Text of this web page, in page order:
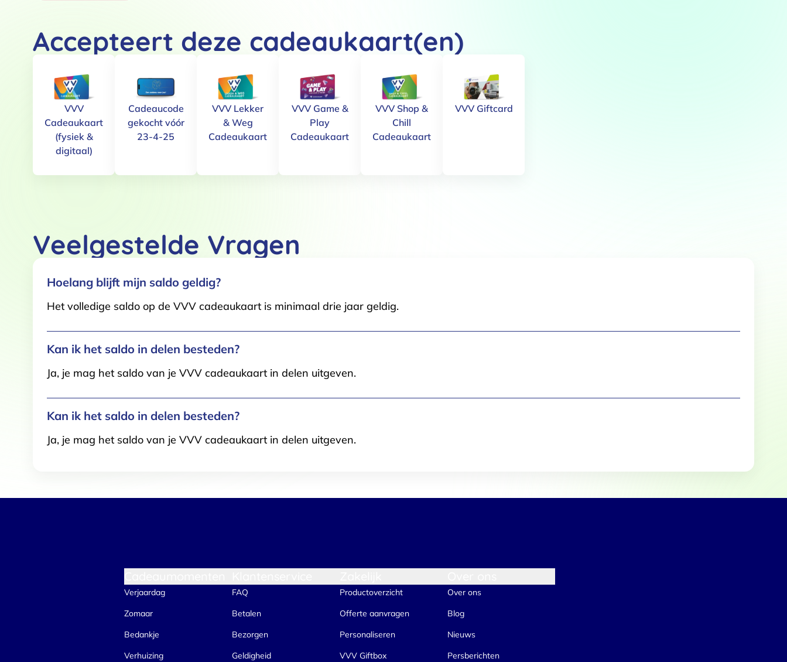
adverteren en analyse. Deze partners kunnen deze gegevens combineren met andere informatie die je aan ze hebt verstrekt of die
hier voor ons cookiebeleid.
Toestemmingsselectie
Accepteert deze cadeaukaart(en)
VVV
Cadeaukaart
(fysiek &
digitaal)
Cadeaucode
gekocht vóór
23-4-25
VVV Lekker
& Weg
Cadeaukaart
VVV Game &
Play
Cadeaukaart
VVV Shop &
Chill
Cadeaukaart
VVV Giftcard
Veelgestelde Vragen
Hoelang blijft mijn saldo geldig?
Het volledige saldo op de VVV cadeaukaart is minimaal drie jaar geldig.
Kan ik het saldo in delen besteden?
Ja, je mag het saldo van je VVV cadeaukaart in delen uitgeven.
Kan ik het saldo in delen besteden?
Ja, je mag het saldo van je VVV cadeaukaart in delen uitgeven.
Verjaardag
Zomaar
Bedankje
Verhuizing
FAQ
Betalen
Bezorgen
Geldigheid
Productoverzicht
Offerte aanvragen
Personaliseren
VVV Giftbox
Over ons
Blog
Nieuws
Persberichten